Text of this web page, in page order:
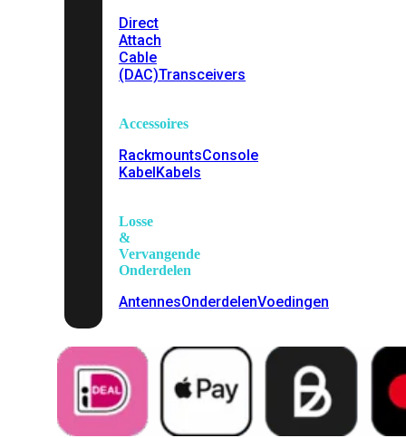
Direct
Attach
Cable
(DAC)Transceivers
Accessoires
RackmountsConsole
KabelKabels
Losse
&
Vervangende
Onderdelen
AntennesOnderdelenVoedingen